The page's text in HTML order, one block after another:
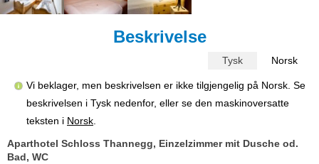
Beskrivelse
Tysk Norsk
Vi beklager, men beskrivelsen er ikke tilgjengelig på Norsk. Se
beskrivelsen i Tysk nedenfor, eller se den maskinoversatte
teksten i Norsk.
Aparthotel Schloss Thannegg, Einzelzimmer mit Dusche od.
Bad, WC